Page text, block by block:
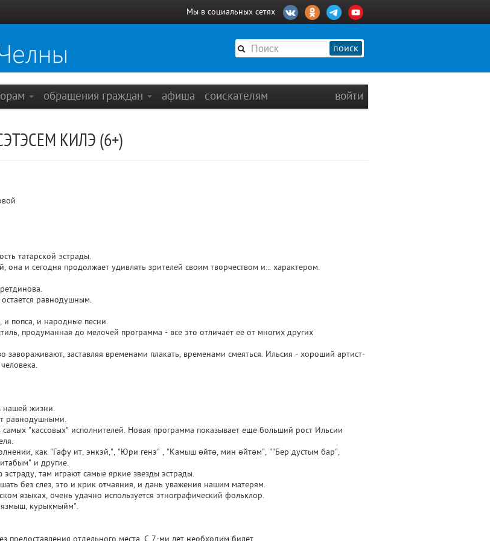
Мы в социальных сетях
поиск
обращения граждан афиша соискателям войти
КИЛЭ (6+)
татарской эстрады.
она и сегодня продолжает удивлять зрителей своим творчеством и... характером.
равнодушным.
и попса, и народные песни.
продуманная до мелочей программа - все это отличает ее от многих других
завораживают, заставляя временами плакать, временами смеяться. Ильсия - хороший артист-
нашей жизни.
равнодушными.
"кассовых" исполнителей. Новая программа показывает еще больший рост Ильсии
как "Гафу ит, энкэй,", "Юри генэ" , "Камыш әйтә, мин әйтәм", ""Бер дустым бар",
и другие.
там играют самые яркие звезды эстрады.
без слез, это и крик отчаяния, и дань уважения нашим матерям.
языках, очень удачно используется этнографический фольклор.
язмыш, курыкмыйм".
предоставления отдельного места. С 7-ми лет необходим билет.